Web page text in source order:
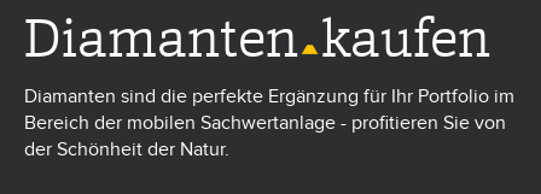
89
23
Diamanten kaufen
Diamanten sind die perfekte Ergänzung für Ihr Portfolio im
Bereich der mobilen Sachwertanlage - profitieren Sie von
der Schönheit der Natur.